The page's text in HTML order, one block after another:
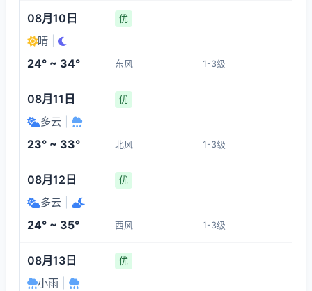
00:00
26°
01:00
1-3
08月10日 优
晴
24° ~ 34° 东风 1-3级
08月11日 优
多云
23° ~ 33° 北风 1-3级
08月12日 优
多云
24° ~ 35° 西风 1-3级
08月13日 优
小雨